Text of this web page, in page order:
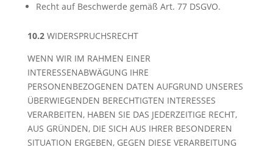
Recht auf Beschwerde gemäß Art. 77 DSGVO.
10.2WIDERSPRUCHSRECHT
WENN WIR IM RAHMEN EINER
INTERESSENABWÄGUNG IHRE
PERSONENBEZOGENEN DATEN AUFGRUND UNSERES
ÜBERWIEGENDEN BERECHTIGTEN INTERESSES
VERARBEITEN, HABEN SIE DAS JEDERZEITIGE RECHT,
AUS GRÜNDEN, DIE SICH AUS IHRER BESONDEREN
SITUATION ERGEBEN, GEGEN DIESE VERARBEITUNG